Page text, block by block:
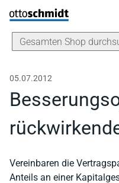
Direkt zum Inhalt
05.07.2012
Vereinbaren die
Anteils an einer